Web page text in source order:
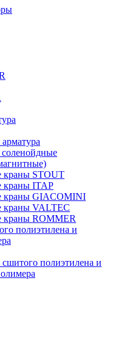
STOUT
ITAP
краны GIACOMINI
VALTEC
ROMMER
полиэтилена и
полиэтилена и